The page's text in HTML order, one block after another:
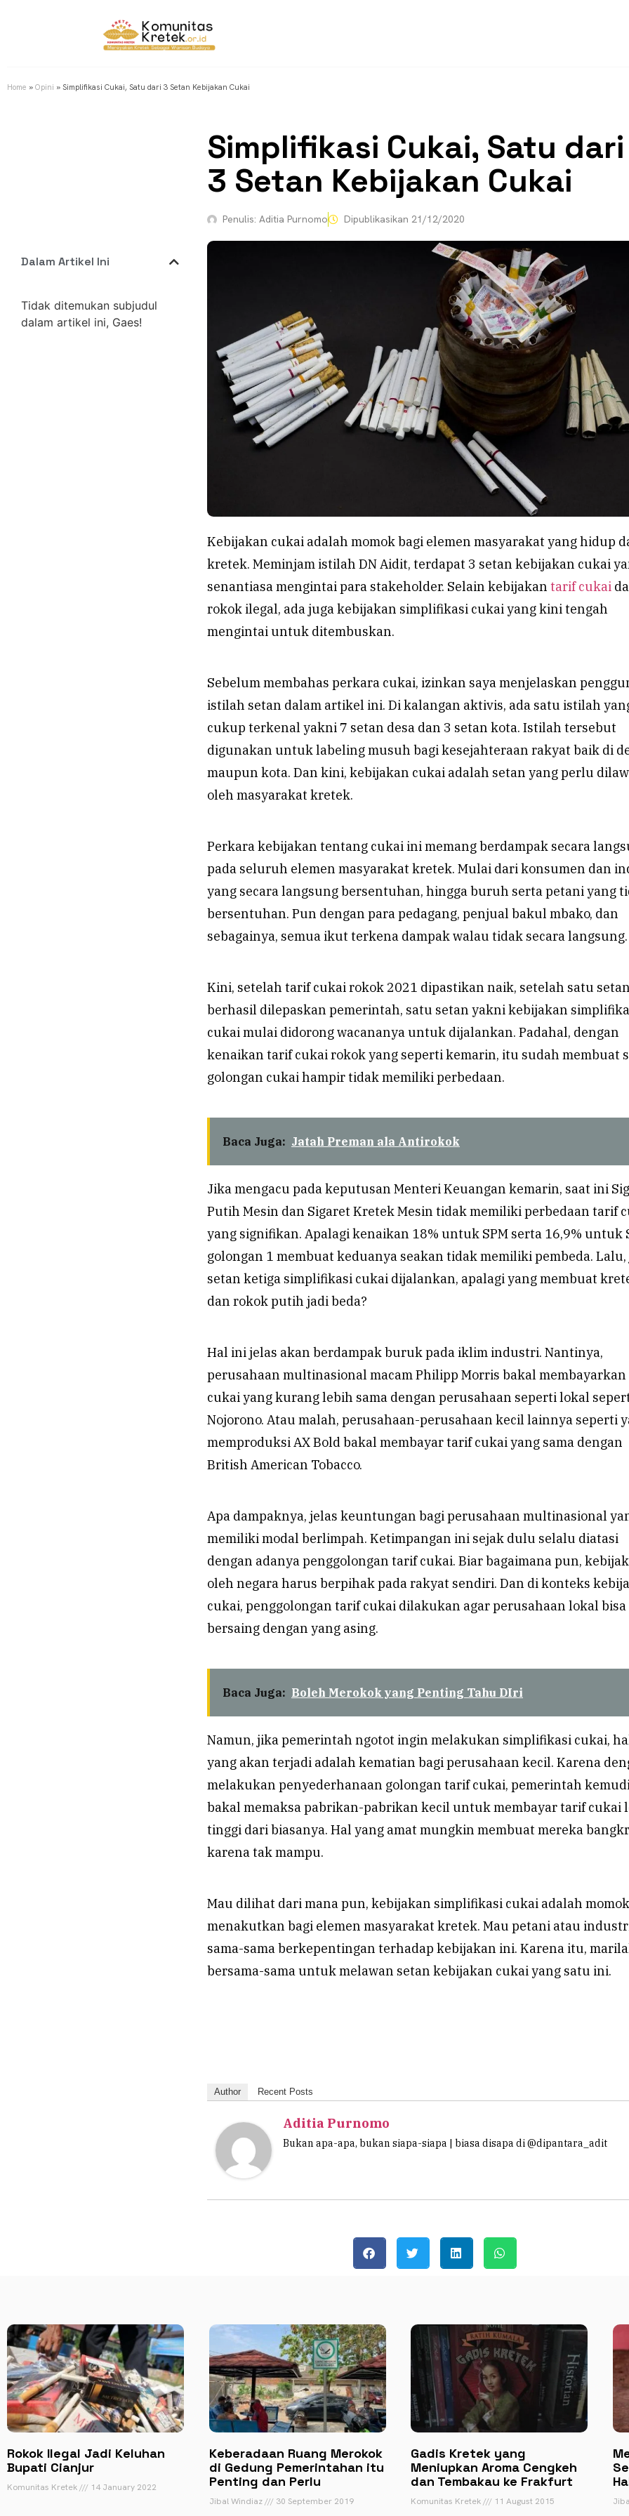
Home » Opini » Simplifikasi Cukai, Satu dari 3 Setan Kebijakan Cukai
Simplifikasi Cukai, Satu dari
3 Setan Kebijakan Cukai
Penulis: Aditia Purnomo Dipublikasikan 21/12/2020
Dalam Artikel Ini
Tidak ditemukan subjudul
dalam artikel ini, Gaes!
Kebijakan cukai adalah momok bagi elemen masyarakat yang hidup
kretek. Meminjam istilah DN Aidit, terdapat 3 setan kebijakan cukai
senantiasa mengintai para stakeholder. Selain kebijakan tarif cukai
rokok ilegal, ada juga kebijakan simplifikasi cukai yang kini tengah
mengintai untuk ditembuskan.
Sebelum membahas perkara cukai, izinkan saya menjelaskan
istilah setan dalam artikel ini. Di kalangan aktivis, ada satu istilah
cukup terkenal yakni 7 setan desa dan 3 setan kota. Istilah tersebut
digunakan untuk labeling musuh bagi kesejahteraan rakyat baik di
maupun kota. Dan kini, kebijakan cukai adalah setan yang perlu
oleh masyarakat kretek.
Perkara kebijakan tentang cukai ini memang berdampak secara
pada seluruh elemen masyarakat kretek. Mulai dari konsumen dan
yang secara langsung bersentuhan, hingga buruh serta petani yang
bersentuhan. Pun dengan para pedagang, penjual bakul mbako, dan
sebagainya, semua ikut terkena dampak walau tidak secara langsung.
Kini, setelah tarif cukai rokok 2021 dipastikan naik, setelah satu setan
berhasil dilepaskan pemerintah, satu setan yakni kebijakan
cukai mulai didorong wacananya untuk dijalankan. Padahal, dengan
kenaikan tarif cukai rokok yang seperti kemarin, itu sudah membuat
golongan cukai hampir tidak memiliki perbedaan.
Baca Juga: Jatah Preman ala Antirokok
Jika mengacu pada keputusan Menteri Keuangan kemarin, saat ini
Putih Mesin dan Sigaret Kretek Mesin tidak memiliki perbedaan tarif
yang signifikan. Apalagi kenaikan 18% untuk SPM serta 16,9% untuk
golongan 1 membuat keduanya seakan tidak memiliki pembeda.
setan ketiga simplifikasi cukai dijalankan, apalagi yang membuat
dan rokok putih jadi beda?
Hal ini jelas akan berdampak buruk pada iklim industri. Nantinya,
perusahaan multinasional macam Philipp Morris bakal
cukai yang kurang lebih sama dengan perusahaan seperti lokal
Nojorono. Atau malah, perusahaan-perusahaan kecil lainnya seperti
memproduksi AX Bold bakal membayar tarif cukai yang sama dengan
British American Tobacco.
Apa dampaknya, jelas keuntungan bagi perusahaan multinasional
memiliki modal berlimpah. Ketimpangan ini sejak dulu selalu diatasi
dengan adanya penggolongan tarif cukai. Biar bagaimana pun,
oleh negara harus berpihak pada rakyat sendiri. Dan di konteks
cukai, penggolongan tarif cukai dilakukan agar perusahaan lokal bisa
bersaing dengan yang asing.
Baca Juga: Boleh Merokok yang Penting Tahu DIri
Namun, jika pemerintah ngotot ingin melakukan simplifikasi cukai,
yang akan terjadi adalah kematian bagi perusahaan kecil. Karena
melakukan penyederhanaan golongan tarif cukai, pemerintah
bakal memaksa pabrikan-pabrikan kecil untuk membayar tarif cukai
tinggi dari biasanya. Hal yang amat mungkin membuat mereka
karena tak mampu.
Mau dilihat dari mana pun, kebijakan simplifikasi cukai adalah momok
menakutkan bagi elemen masyarakat kretek. Mau petani atau
sama-sama berkepentingan terhadap kebijakan ini. Karena itu,
bersama-sama untuk melawan setan kebijakan cukai yang satu ini.
Author Recent Posts
Aditia Purnomo
Bukan apa-apa, bukan siapa-siapa | biasa disapa di @dipantara_adit
Rokok Ilegal Jadi Keluhan
Bupati Cianjur
Komunitas Kretek 14 January 2022
Keberadaan Ruang Merokok
di Gedung Pemerintahan itu
Penting dan Perlu
Jibal Windiaz 30 September 2019
Gadis Kretek yang
Meniupkan Aroma Cengkeh
dan Tembakau ke Frakfurt
Komunitas Kretek 11 August 2015